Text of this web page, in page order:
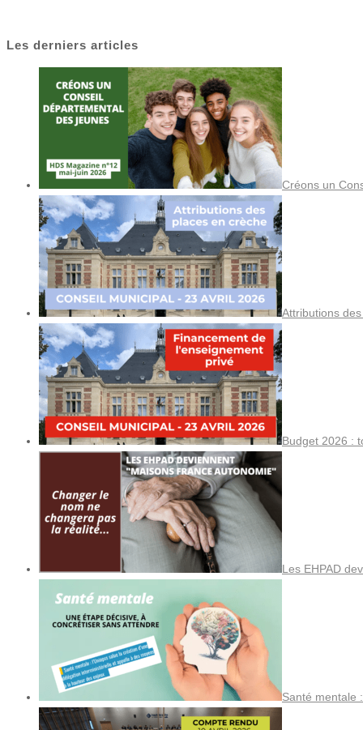
Les derniers articles
Créons un
Attributions
Budget 2026 :
Les EHPAD
Santé mentale